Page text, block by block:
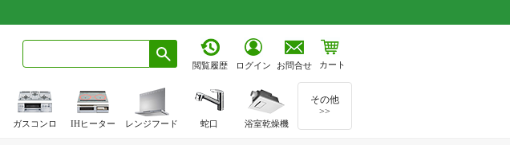
閲覧履歴 ログイン お問合せ カート
ガスコンロ IHヒーター レンジフード 蛇口 浴室乾燥機
その他
>>